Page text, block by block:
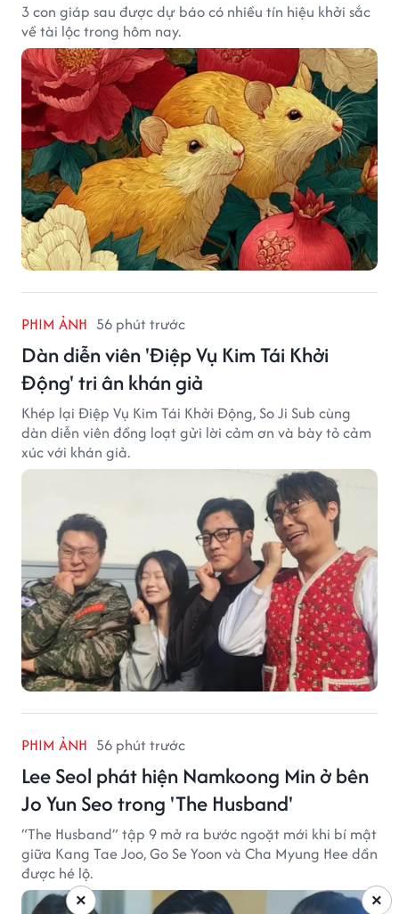
3 con giáp sau được dự báo có nhiều tín hiệu khởi sắc
về tài lộc trong hôm nay.
PHIM ẢNH 56 phút trước
Dàn diễn viên 'Điệp Vụ Kim Tái Khởi
Động' tri ân khán giả
Khép lại Điệp Vụ Kim Tái Khởi Động, So Ji Sub cùng
dàn diễn viên đồng loạt gửi lời cảm ơn và bày tỏ cảm
xúc với khán giả.
PHIM ẢNH 56 phút trước
Lee Seol phát hiện Namkoong Min ở bên
Jo Yun Seo trong 'The Husband'
“The Husband” tập 9 mở ra bước ngoặt mới khi bí mật
giữa Kang Tae Joo, Go Se Yoon và Cha Myung Hee dần
được hé lộ.
×
×